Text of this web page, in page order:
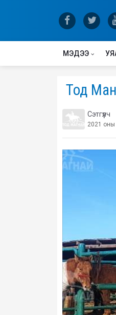
МЭДЭЭ
Тод
Сэтгүүлч
2021 оны